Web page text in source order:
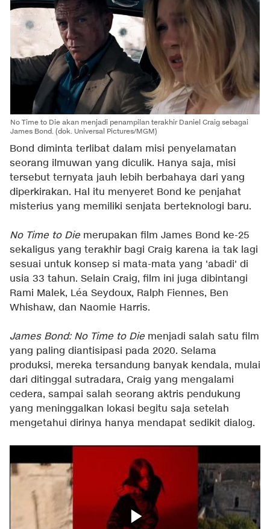
No Time to Die akan menjadi penampilan terakhir Daniel Craig sebagai
James Bond. (dok. Universal Pictures/MGM)
Bond diminta terlibat dalam misi penyelamatan
seorang ilmuwan yang diculik. Hanya saja, misi
tersebut ternyata jauh lebih berbahaya dari yang
diperkirakan. Hal itu menyeret Bond ke penjahat
misterius yang memiliki senjata berteknologi baru.
No Time to Die merupakan film James Bond ke-25
sekaligus yang terakhir bagi Craig karena ia tak lagi
sesuai untuk konsep si mata-mata yang 'abadi' di
usia 33 tahun. Selain Craig, film ini juga dibintangi
Rami Malek, Léa Seydoux, Ralph Fiennes, Ben
Whishaw, dan Naomie Harris.
James Bond: No Time to Die menjadi salah satu film
yang paling diantisipasi pada 2020. Selama
produksi, mereka tersandung banyak kendala, mulai
dari ditinggal sutradara, Craig yang mengalami
cedera, sampai salah seorang aktris pendukung
yang meninggalkan lokasi begitu saja setelah
mengetahui dirinya hanya mendapat sedikit dialog.